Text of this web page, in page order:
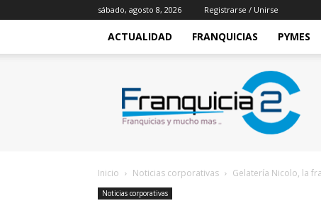
sábado, agosto 8, 2026 Registrarse / Unirse
ACTUALIDAD FRANQUICIAS PYMES
Inicio Noticias corporativas Gelatería Nicolo, la
Noticias corporativas